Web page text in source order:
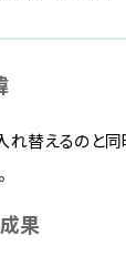
替えるのと同
果